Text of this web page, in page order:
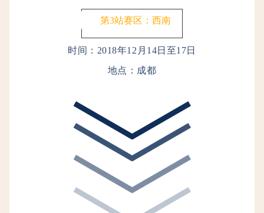
第3站赛区：西南
时间：2018年12月14日至17日
地点：成都